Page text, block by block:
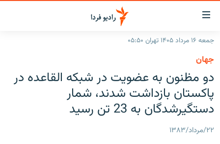
لینک‌های
قابلیت
دسترسی
بازگشت
منوی
اصلی
رفتن
صفحه
جهان
رادیو
جمعه ۱۶ مرداد ۱۴۰۵ تهران ۰۵:۵۰
جهان
دو مظنون به عضويت در شبکه القاعده در
پاکستان بازداشت شدند، شمار
دستگيرشدگان به 23 تن رسيد
۲۲/مرداد/۱۳۸۳